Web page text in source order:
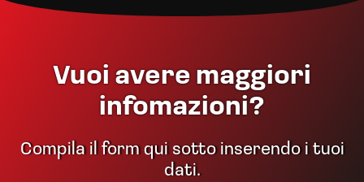
Vuoi avere maggiori
infomazioni?
Compila il form qui sotto inserendo i tuoi
dati.